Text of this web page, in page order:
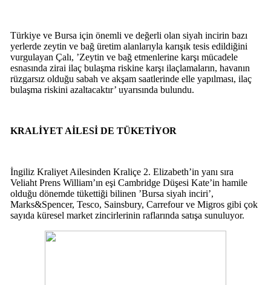
Türkiye ve Bursa için önemli ve değerli olan siyah incirin bazı
yerlerde zeytin ve bağ üretim alanlarıyla karışık tesis edildiğini
vurgulayan Çalı, ’Zeytin ve bağ etmenlerine karşı mücadele
esnasında zirai ilaç bulaşma riskine karşı ilaçlamaların, havanın
rüzgarsız olduğu sabah ve akşam saatlerinde elle yapılması, ilaç
bulaşma riskini azaltacaktır’ uyarısında bulundu.
KRALİYET AİLESİ DE TÜKETİYOR
İngiliz Kraliyet Ailesinden Kraliçe 2. Elizabeth’in yanı sıra
Veliaht Prens William’ın eşi Cambridge Düşesi Kate’in hamile
olduğu dönemde tükettiği bilinen ’Bursa siyah inciri’,
Marks&Spencer, Tesco, Sainsbury, Carrefour ve Migros gibi çok
sayıda küresel market zincirlerinin raflarında satışa sunuluyor.